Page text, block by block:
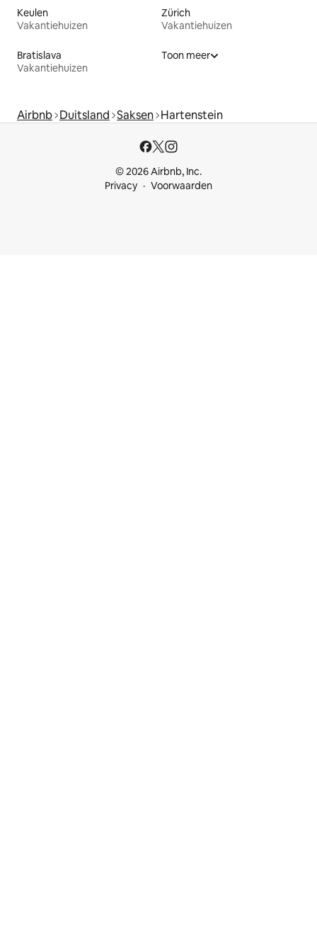
Keulen
Vakantiehuizen
Zürich
Vakantiehuizen
Bratislava
Vakantiehuizen
Toon meer
Airbnb Duitsland Saksen Hartenstein
© 2026 Airbnb, Inc.
Privacy
Voorwaarden